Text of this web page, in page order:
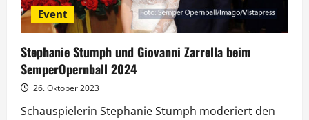
Event
Stephanie Stumph und Giovanni Zarrella beim
SemperOpernball 2024
26. Oktober 2023
Schauspielerin Stephanie Stumph moderiert den